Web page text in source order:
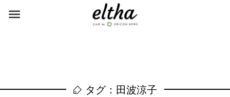
タグ：田波涼子